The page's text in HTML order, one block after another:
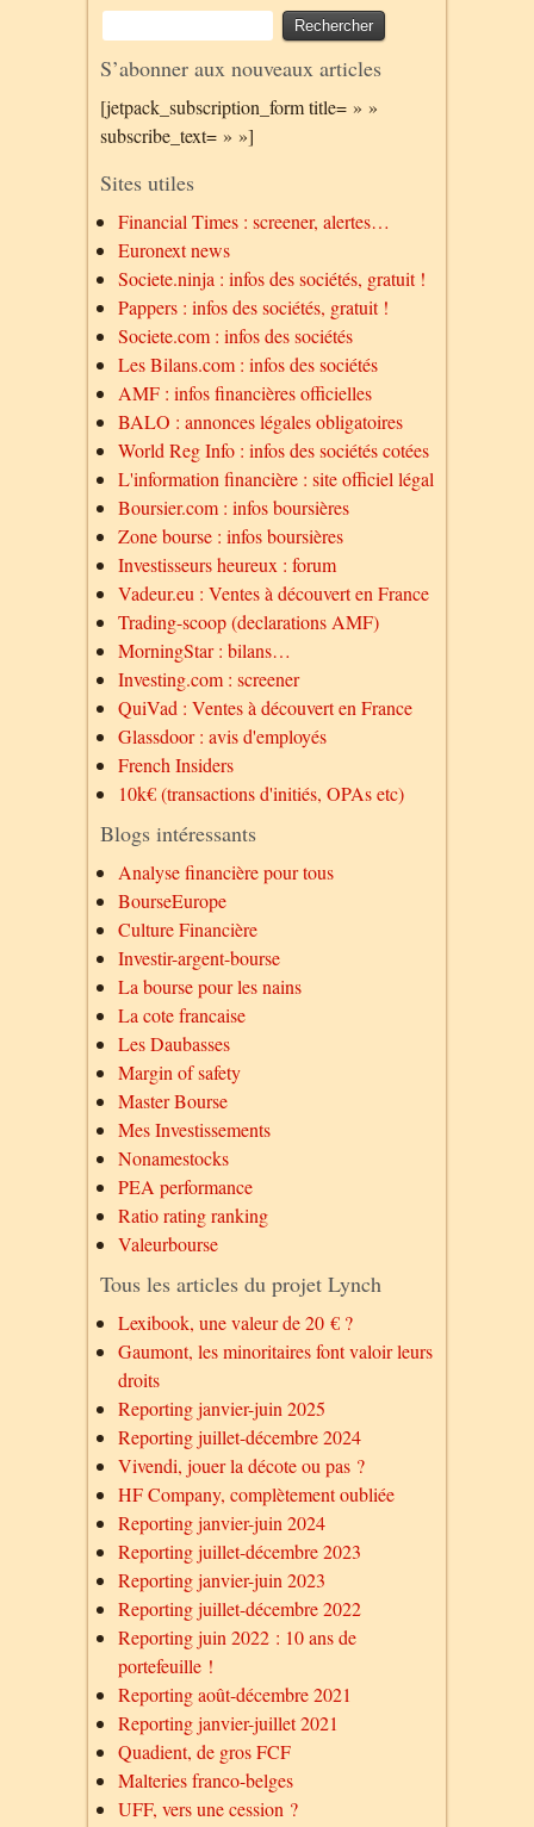
S’abonner aux nouveaux articles
[jetpack_subscription_form title= » »
subscribe_text= » »]
Sites utiles
Financial Times : screener, alertes…
Euronext news
Societe.ninja : infos des sociétés, gratuit !
Pappers : infos des sociétés, gratuit !
Societe.com : infos des sociétés
Les Bilans.com : infos des sociétés
AMF : infos financières officielles
BALO : annonces légales obligatoires
World Reg Info : infos des sociétés cotées
L'information financière : site officiel légal
Boursier.com : infos boursières
Zone bourse : infos boursières
Investisseurs heureux : forum
Vadeur.eu : Ventes à découvert en France
Trading-scoop (declarations AMF)
MorningStar : bilans…
Investing.com : screener
QuiVad : Ventes à découvert en France
Glassdoor : avis d'employés
French Insiders
10k€ (transactions d'initiés, OPAs etc)
Blogs intéressants
Analyse financière pour tous
BourseEurope
Culture Financière
Investir-argent-bourse
La bourse pour les nains
La cote francaise
Les Daubasses
Margin of safety
Master Bourse
Mes Investissements
Nonamestocks
PEA performance
Ratio rating ranking
Valeurbourse
Tous les articles du projet Lynch
Lexibook, une valeur de 20 € ?
Gaumont, les minoritaires font valoir leurs
droits
Reporting janvier-juin 2025
Reporting juillet-décembre 2024
Vivendi, jouer la décote ou pas ?
HF Company, complètement oubliée
Reporting janvier-juin 2024
Reporting juillet-décembre 2023
Reporting janvier-juin 2023
Reporting juillet-décembre 2022
Reporting juin 2022 : 10 ans de
portefeuille !
Reporting août-décembre 2021
Reporting janvier-juillet 2021
Quadient, de gros FCF
Malteries franco-belges
UFF, vers une cession ?